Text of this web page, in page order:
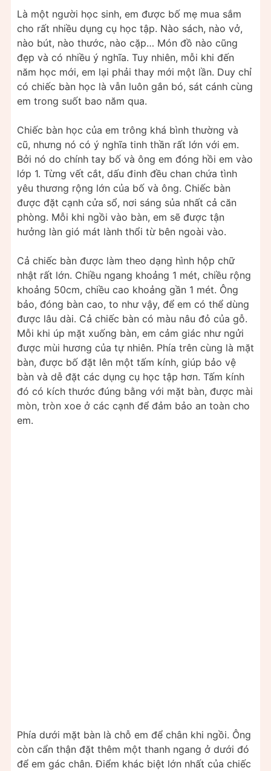
Là một người học sinh, em được bố mẹ mua sắm
cho rất nhiều dụng cụ học tập. Nào sách, nào vở,
nào bút, nào thước, nào cặp… Món đồ nào cũng
đẹp và có nhiều ý nghĩa. Tuy nhiên, mỗi khi đến
năm học mới, em lại phải thay mới một lần. Duy chỉ
có chiếc bàn học là vẫn luôn gắn bó, sát cánh cùng
em trong suốt bao năm qua.
Chiếc bàn học của em trông khá bình thường và
cũ, nhưng nó có ý nghĩa tinh thần rất lớn với em.
Bởi nó do chính tay bố và ông em đóng hồi em vào
lớp 1. Từng vết cắt, dấu đinh đều chan chứa tình
yêu thương rộng lớn của bố và ông. Chiếc bàn
được đặt cạnh cửa sổ, nơi sáng sủa nhất cả căn
phòng. Mỗi khi ngồi vào bàn, em sẽ được tận
hưởng làn gió mát lành thổi từ bên ngoài vào.
Cả chiếc bàn được làm theo dạng hình hộp chữ
nhật rất lớn. Chiều ngang khoảng 1 mét, chiều rộng
khoảng 50cm, chiều cao khoảng gần 1 mét. Ông
bảo, đóng bàn cao, to như vậy, để em có thể dùng
được lâu dài. Cả chiếc bàn có màu nâu đỏ của gỗ.
Mỗi khi úp mặt xuống bàn, em cảm giác như ngửi
được mùi hương của tự nhiên. Phía trên cùng là mặt
bàn, được bố đặt lên một tấm kính, giúp bảo vệ
bàn và dễ đặt các dụng cụ học tập hơn. Tấm kính
đó có kích thước đúng bằng với mặt bàn, được mài
mòn, tròn xoe ở các cạnh để đảm bảo an toàn cho
em.
Phía dưới mặt bàn là chỗ em để chân khi ngồi. Ông
còn cẩn thận đặt thêm một thanh ngang ở dưới đó
để em gác chân. Điểm khác biệt lớn nhất của chiếc